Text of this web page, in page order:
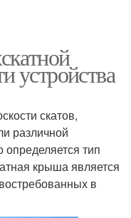
устройства
скатов,
различной
тип
крыша является
в